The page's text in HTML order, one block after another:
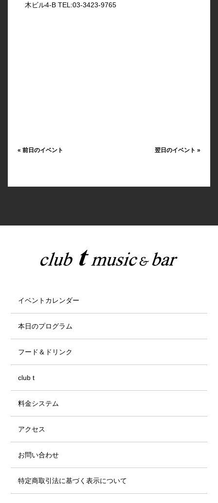
木ビル4-B TEL:03-3423-9765
« 前日のイベント 翌日のイベント»
イベントカレンダー
本日のプログラム
フード＆ドリンク
club t
料金システム
アクセス
お問い合わせ
特定商取引法に基づく表示について